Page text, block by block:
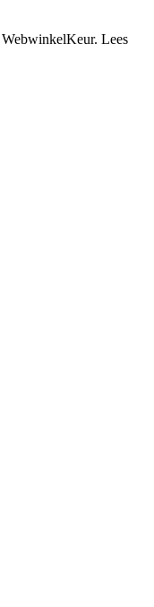
WebwinkelKeur. Lees